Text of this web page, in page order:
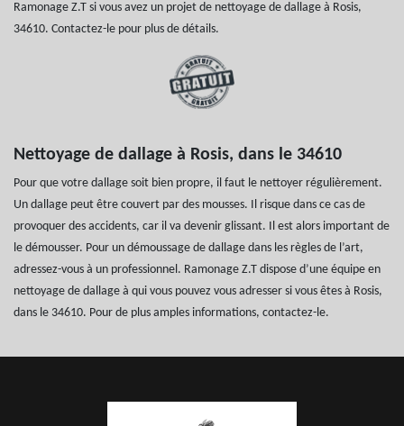
Ramonage Z.T si vous avez un projet de nettoyage de dallage à Rosis,
34610. Contactez-le pour plus de détails.
Nettoyage de dallage à Rosis, dans le 34610
Pour que votre dallage soit bien propre, il faut le nettoyer régulièrement.
Un dallage peut être couvert par des mousses. Il risque dans ce cas de
provoquer des accidents, car il va devenir glissant. Il est alors important de
le démousser. Pour un démoussage de dallage dans les règles de l’art,
adressez-vous à un professionnel. Ramonage Z.T dispose d’une équipe en
nettoyage de dallage à qui vous pouvez vous adresser si vous êtes à Rosis,
dans le 34610. Pour de plus amples informations, contactez-le.